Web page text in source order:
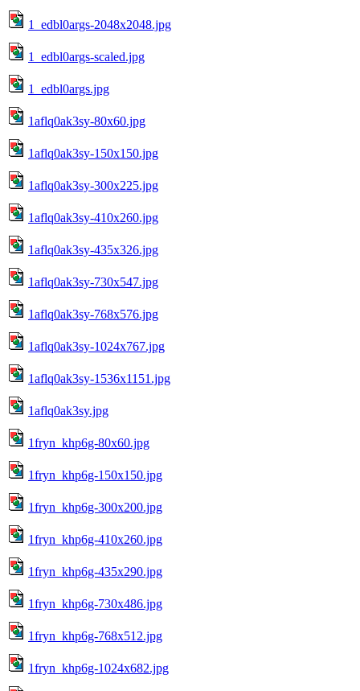
1_edbl0args-2048x2048.jpg
1_edbl0args-scaled.jpg
1_edbl0args.jpg
1aflq0ak3sy-80x60.jpg
1aflq0ak3sy-150x150.jpg
1aflq0ak3sy-300x225.jpg
1aflq0ak3sy-410x260.jpg
1aflq0ak3sy-435x326.jpg
1aflq0ak3sy-730x547.jpg
1aflq0ak3sy-768x576.jpg
1aflq0ak3sy-1024x767.jpg
1aflq0ak3sy-1536x1151.jpg
1aflq0ak3sy.jpg
1fryn_khp6g-80x60.jpg
1fryn_khp6g-150x150.jpg
1fryn_khp6g-300x200.jpg
1fryn_khp6g-410x260.jpg
1fryn_khp6g-435x290.jpg
1fryn_khp6g-730x486.jpg
1fryn_khp6g-768x512.jpg
1fryn_khp6g-1024x682.jpg